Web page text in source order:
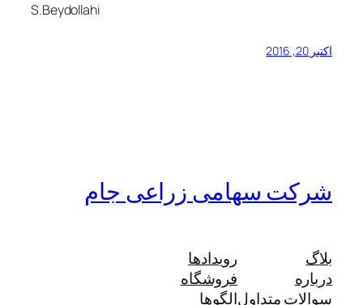
S.Beydollahi
اکتبر 20, 2016
شرکت سهامی زراعی جام
بلاگ
درباره
سوالات متداول
رویدادها
فروشگاه
الگوها